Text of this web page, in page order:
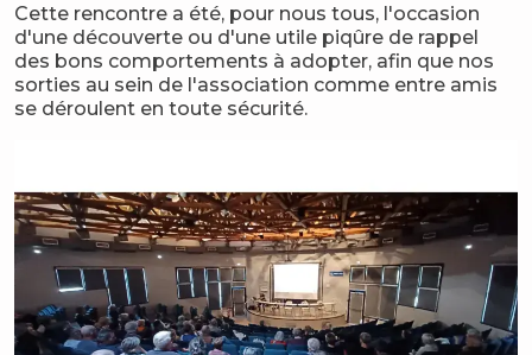
Cette rencontre a été, pour nous tous, l'occasion
d'une découverte ou d'une utile piqûre de rappel
des bons comportements à adopter, afin que nos
sorties au sein de l'association comme entre amis
se déroulent en toute sécurité.